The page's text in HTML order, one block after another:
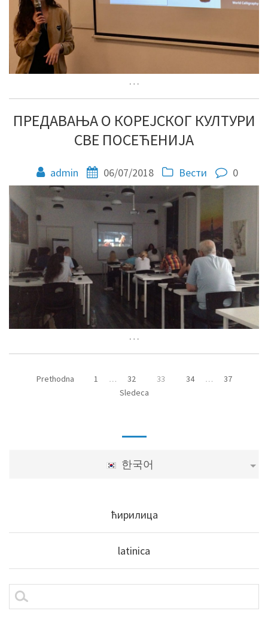
…
ПРЕДАВАЊА О КОРЕЈСКОГ КУЛТУРИ
СВЕ ПОСЕЋЕНИЈА
admin 06/07/2018 Вести 0
…
Prethodna 1 … 32 33 34 …
37
Sledeca
한국어
ћирилица
latinica